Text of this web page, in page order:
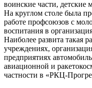
воинские части, детские
На круглом столе была
работе профсоюзов с
воспитания в
Наиболее развита такая
учреждениях,
предприятиях
авиационной и
частности в «РКЦ-